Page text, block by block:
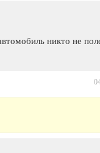
никто не